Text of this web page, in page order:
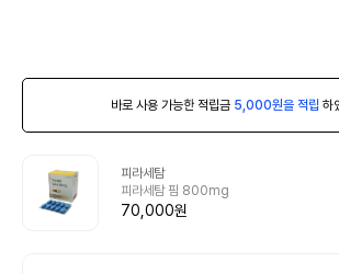
바로 사용 가능한 적립금 5,000원을 적립 하
피라세탐
피라세탐 핌 800mg
70,000원